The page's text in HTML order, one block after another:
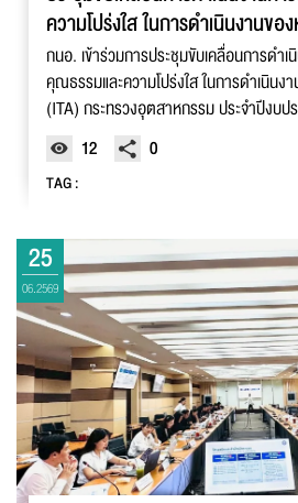
ความโปร่งใส ในการดำเนินงานข
(ITA)
กนอ. เข้าร่วมการประชุมขับเคลื่อนการดำเ
คุณธรรมและความโปร่งใส ในการดำเนิน
(ITA) กระทรวงอุตสาหกรรม ประจำปีงบ
12
0
TAG :
25
06.2569